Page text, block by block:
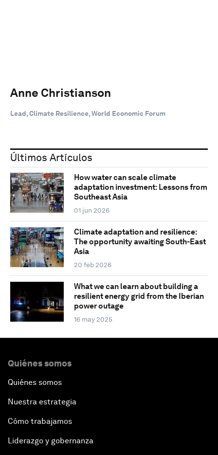
Anne Christianson
Lead, Climate Resilience, World Economic Forum
Últimos Artículos
How water can scale climate
adaptation investment: Lessons from
Southeast Asia
01 jun 2026
Climate adaptation and resilience:
The opportunity awaiting South-East
Asia
20 feb 2026
What we can learn about building a
resilient energy grid from the Iberian
power outage
16 may 2025
Quiénes somos
Quiénes somos
Nuestra estrategia
Cómo trabajamos
Liderazgo y gobernanza